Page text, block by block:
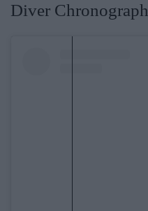
Diver Chronograph